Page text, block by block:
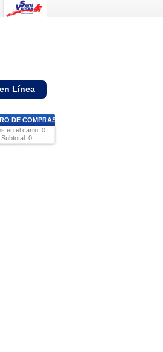
Línea
DE COMPRAS
en el carro: 0
Subtotal: 0